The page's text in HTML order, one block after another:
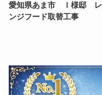
愛知県あま市 Ｉ様邸 レ
ンジフード取替工事